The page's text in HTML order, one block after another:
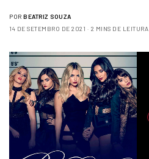
POR BEATRIZ SOUZA
14 DE SETEMBRO DE 2021
2 MINS DE LEITURA